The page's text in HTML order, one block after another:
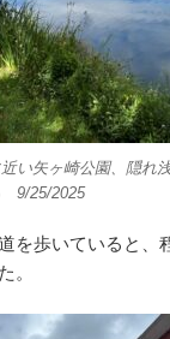
い矢ヶ崎公園、隠れ
9/25/2025
を歩いていると、
。